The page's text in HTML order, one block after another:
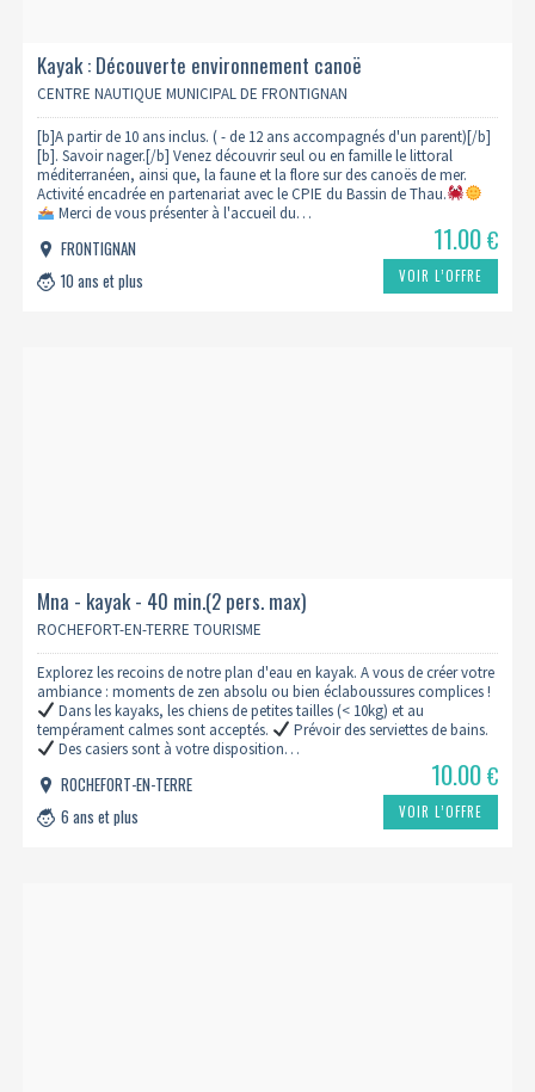
Kayak : Découverte environnement canoë
CENTRE NAUTIQUE MUNICIPAL DE FRONTIGNAN
[b]A partir de 10 ans inclus. ( - de 12 ans accompagnés d'un parent)[/b]
[b]. Savoir nager.[/b] Venez découvrir seul ou en famille le littoral
méditerranéen, ainsi que, la faune et la flore sur des canoës de mer.
Activité encadrée en partenariat avec le CPIE du Bassin de Thau.
Merci de vous présenter à l'accueil du…
FRONTIGNAN
10 ans et plus
11.00€
VOIR L’OFFRE
Mna - kayak - 40 min.(2 pers. max)
ROCHEFORT-EN-TERRE TOURISME
Explorez les recoins de notre plan d'eau en kayak. A vous de créer votre
ambiance : moments de zen absolu ou bien éclaboussures complices !
Dans les kayaks, les chiens de petites tailles (< 10kg) et au
tempérament calmes sont acceptés.
Prévoir des serviettes de bains.
Des casiers sont à votre disposition…
ROCHEFORT-EN-TERRE
6 ans et plus
10.00€
VOIR L’OFFRE